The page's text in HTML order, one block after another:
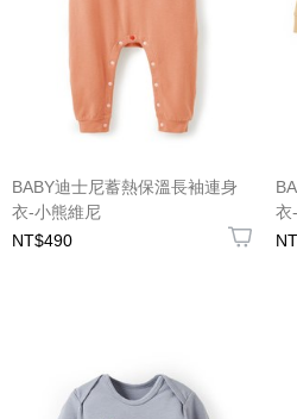
BABY迪士尼蓄熱保溫長袖連身
衣-小熊維尼
NT$490
衣